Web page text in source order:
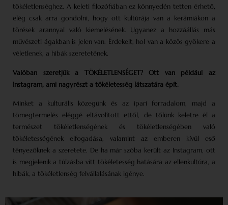
tökéletlenséghez. A keleti filo­zófiában ez könnyedén tetten érhető,
elég csak arra gondolni, hogy ott kultúrája van a kerámiákon a
törések arannyal való kiemelésének. Ugyanez a hozzáállás más
művészeti ágakban is jelen van. Érdekelt, hol van a közös gyökere a
véletlenek, a hibák szeretetének.
Valóban szeretjük a TÖKÉLETLENSÉGET? Ott van például az
Instagram, ami nagyrészt a tökéletesség látszatára épít.
Minket a kulturális közegünk és az ipari forradalom, majd a
tömegtermelés eléggé eltávolított ettől, de tőlünk keletre él a
természet tökéletlenségének és tökéletlenségében való
tökéletességének elfogadása, valamint az emberen kívül eső
tényezőknek a szeretete. De ha már szóba került az Instagram, ott
is megjelenik a túlzásba vitt tökéletesség hatására az ellenkultúra, a
hibák, a tökéletlenség felvállalásának igénye.